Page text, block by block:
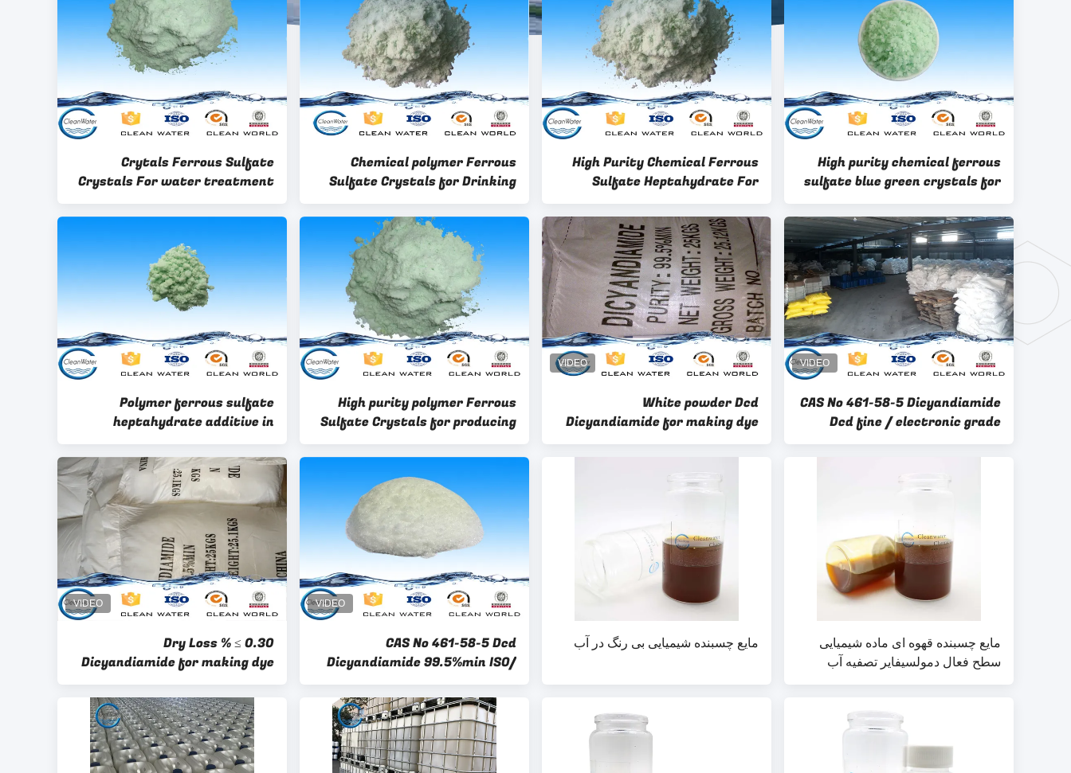
Crytals Ferrous Sulfate
Crystals For water treatment
chemicals
Chemical polymer Ferrous
Sulfate Crystals for Drinking
water treatment
High Purity Chemical Ferrous
Sulfate Heptahydrate For
Producing Ferric Sulfate
High purity chemical ferrous
sulfate blue green crystals for
producing disinfectant
Polymer ferrous sulfate
heptahydrate additive in
compound fertilizer CAS
No.231-753-5
High purity polymer Ferrous
Sulfate Crystals for producing
ferric sulfate
White powder Dcd
Dicyandiamide for making dye
auxiliaries 99.5%
CAS No 461-58-5 Dicyandiamide
Dcd fine / electronic grade
C2H4N4
Dry Loss % ≤ 0.30
Dicyandiamide for making dye
auxiliaries CAS 461-58-5
CAS No 461-58-5 Dcd
Dicyandiamide 99.5%min ISO/
BV 2,000 Tons per month
مایع چسبنده شیمیایی بی رنگ در آب
مایع چسبنده قهوه ای ماده شیمیایی
سطح فعال دمولسیفایر تصفیه آب